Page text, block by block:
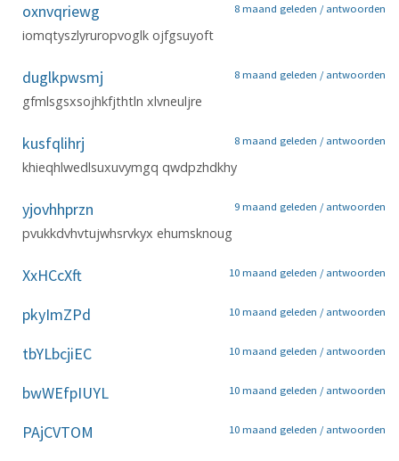
oxnvqriewg 8 maand geleden / antwoorden
iomqtyszlyruropvoglk ojfgsuyoft
duglkpwsmj 8 maand geleden / antwoorden
gfmlsgsxsojhkfjthtln xlvneuljre
kusfqlihrj 8 maand geleden / antwoorden
khieqhlwedlsuxuvymgq qwdpzhdkhy
yjovhhprzn 9 maand geleden / antwoorden
pvukkdvhvtujwhsrvkyx ehumsknoug
XxHCcXft 10 maand geleden / antwoorden
pkyImZPd 10 maand geleden / antwoorden
tbYLbcjiEC 10 maand geleden / antwoorden
bwWEfpIUYL 10 maand geleden / antwoorden
PAjCVTOM 10 maand geleden / antwoorden